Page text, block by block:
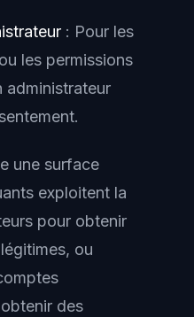
: Pour les
les permissions
administrateur
une surface
exploitent la
pour obtenir
ou
des